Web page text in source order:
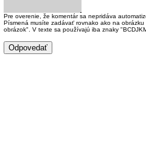
Pre overenie, že komentár sa nepridáva
Písmená musíte zadávať rovnako ako na
obrázok". V texte sa používajú iba znaky